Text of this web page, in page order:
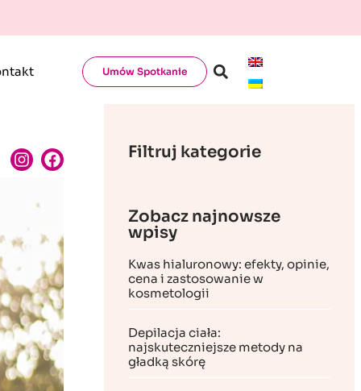
Umów Spotkanie
Filtruj kategorie
Zobacz najnowsze
wpisy
Kwas hialuronowy: efekty, opinie,
cena i zastosowanie w
kosmetologii
Depilacja ciała:
najskuteczniejsze metody na
gładką skórę